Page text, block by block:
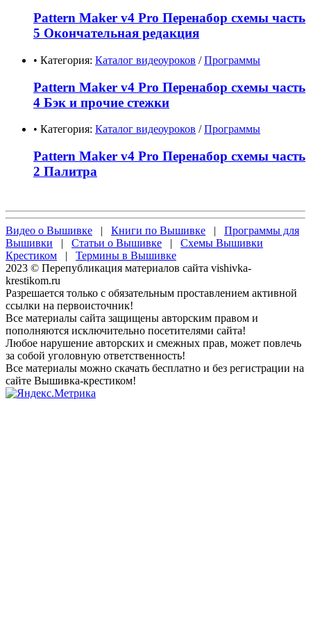
Pattern Maker v4 Pro Перенабор схемы часть
5 Окончательная редакция
• Категория: Каталог видеоуроков /Программы
Pattern Maker v4 Pro Перенабор схемы часть
4 Бэк и прочие стежки
• Категория: Каталог видеоуроков /Программы
Pattern Maker v4 Pro Перенабор схемы часть
2 Палитра
Видео о Вышивке | Книги по Вышивке | Программы для
Вышивки | Статьи о Вышивке | Схемы Вышивки
Крестиком | Термины в Вышивке
2023 © Перепубликация материалов сайта vishivka-
krestikom.ru
Разрешается только с обязательным проставлением активной
ссылки на первоисточник!
Все материалы сайта защищены авторским правом и
пополняются исключительно посетителями сайта!
Любое нарушение авторских и смежных прав, может повлечь
за собой уголовную ответственность!
Все материалы можно скачать бесплатно и без регистрации на
сайте Вышивка-крестиком!